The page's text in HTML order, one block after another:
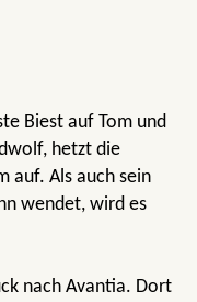
Biest auf Tom und
hetzt die
auf. Als auch sein
wendet, wird es
nach Avantia. Dort